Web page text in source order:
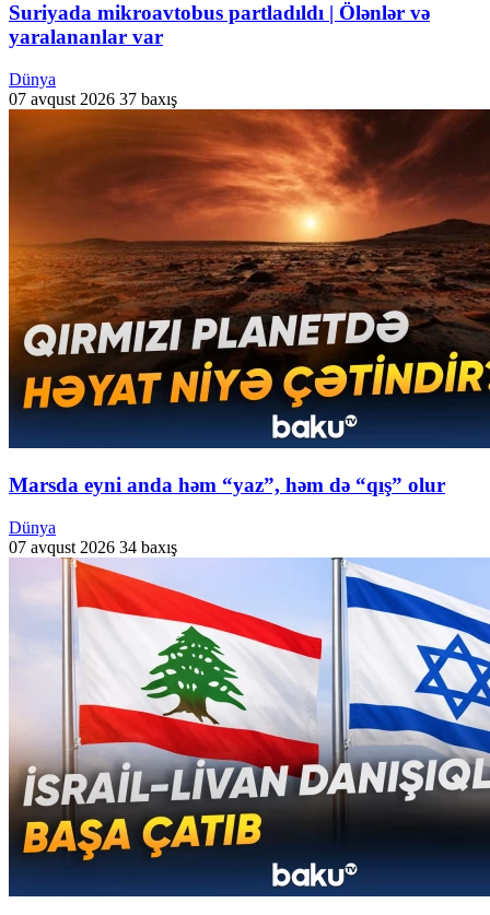
Suriyada mikroavtobus partladıldı | Ölənlər və
yaralananlar var
Dünya
07 avqust 2026 37 baxış
Marsda eyni anda həm “yaz”, həm də “qış” olur
Dünya
07 avqust 2026 34 baxış